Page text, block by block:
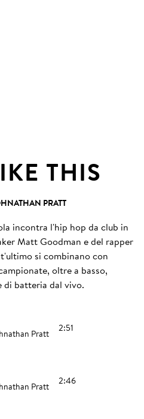
THIS
PRATT
incontra l'hip hop da club in
Matt Goodman e del rapper
si combinano con
oltre a basso,
di batteria dal vivo.
Pratt 2:51
Pratt 2:46